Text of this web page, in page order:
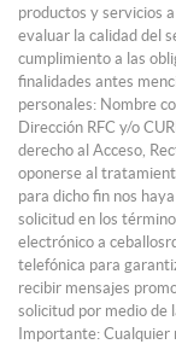
productos y servicios
evaluar la calidad del
cumplimiento a las
finalidades antes
personales: Nombre
Dirección RFC y/o
derecho al Acceso,
oponerse al
para dicho fin nos
solicitud en los
electrónico a
telefónica para
recibir mensajes
solicitud por medio de
Importante: Cualquier